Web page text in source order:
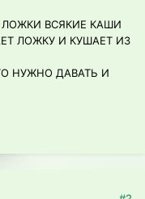
ВСЯКИЕ КАШИ
ЛОЖКУ И КУШАЕТ ИЗ
НУЖНО ДАВАТЬ И